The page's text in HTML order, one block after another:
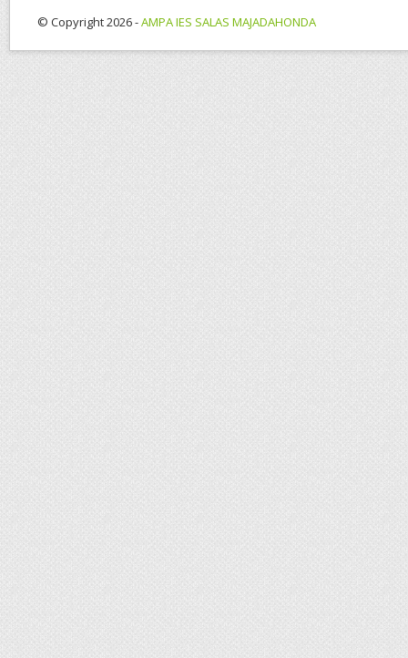
© Copyright 2026 -AMPA IES SALAS MAJADAHONDA